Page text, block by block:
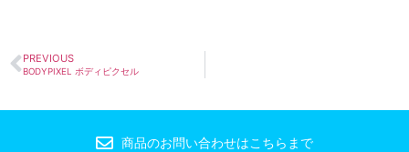
PREVIOUS
BODYPIXEL ボディピクセル
商品のお問い合わせはこちらまで